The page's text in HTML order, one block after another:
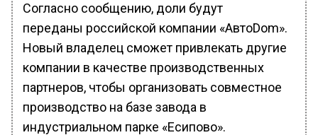
Согласно сообщению, доли будут
переданы российской компании «АвтоDom».
Новый владелец сможет привлекать другие
компании в качестве производственных
партнеров, чтобы организовать совместное
производство на базе завода в
индустриальном парке «Есипово».